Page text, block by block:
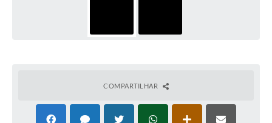
COMPARTILHAR